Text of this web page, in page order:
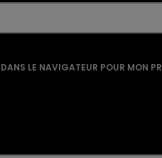
LE NAVIGATEUR POUR MON